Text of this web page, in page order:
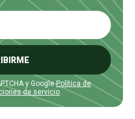
y GooglePolítica de
de servicio